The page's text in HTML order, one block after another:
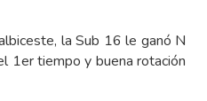
la Sub 16 le ganó N
1er tiempo y buena rotación